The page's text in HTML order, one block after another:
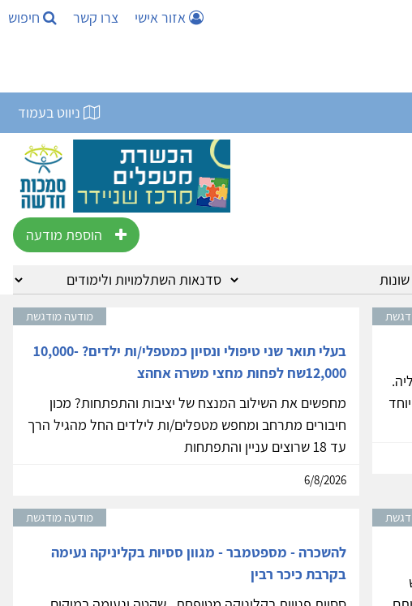
אזור אישי צרו קשר חיפוש
ניווט בעמוד
הוספת מודעה
מודעה מודגשת
בעלי תואר שני טיפולי ונסיון כמטפלי/ות ילדים? 10,000-
12,000שח לפחות מחצי משרה אחהצ
מחפשים את השילוב המנצח של יציבות והתפתחות? מכון
חיבורים מתרחב ומחפש מטפלים/ות לילדים החל מהגיל הרך
עד 18 שרוצים עניין והתפתחות
6/8/2026
מודעה מודגשת
להשכרה - מספטמבר - מגוון ססיות בקליניקה נעימה
בקרבת כיכר רבין